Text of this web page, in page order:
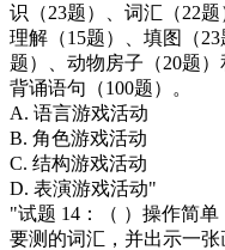
识（23题）、词汇（22题
理解（15题）、填图（
题）、动物房子（20题
背诵语句（100题）。
A. 语言游戏活动
B. 角色游戏活动
C. 结构游戏活动
D. 表演游戏活动"
"试题 14：（ ）操作简
要测的词汇，并出示一